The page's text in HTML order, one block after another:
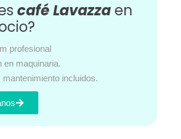
café Lavazza en
profesional
en maquinaria.
incluidos.